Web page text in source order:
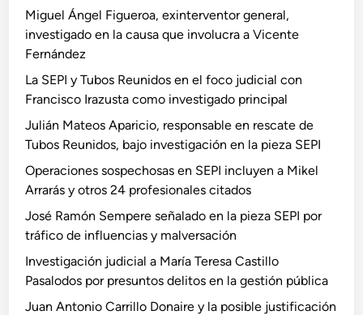
Miguel Ángel Figueroa, exinterventor general,
investigado en la causa que involucra a Vicente
Fernández
La SEPI y Tubos Reunidos en el foco judicial con
Francisco Irazusta como investigado principal
Julián Mateos Aparicio, responsable en rescate de
Tubos Reunidos, bajo investigación en la pieza SEPI
Operaciones sospechosas en SEPI incluyen a Mikel
Arrarás y otros 24 profesionales citados
José Ramón Sempere señalado en la pieza SEPI por
tráfico de influencias y malversación
Investigación judicial a María Teresa Castillo
Pasalodos por presuntos delitos en la gestión pública
Juan Antonio Carrillo Donaire y la posible justificación